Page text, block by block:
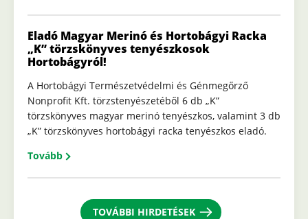
Eladó Magyar Merinó és Hortobágyi Racka
„K” törzskönyves tenyészkosok
Hortobágyról!
A Hortobágyi Természetvédelmi és Génmegőrző
Nonprofit Kft. törzstenyészetéből 6 db „K”
törzskönyves magyar merinó tenyészkos, valamint 3 db
„K” törzskönyves hortobágyi racka tenyészkos eladó.
Tovább
TOVÁBBI HIRDETÉSEK